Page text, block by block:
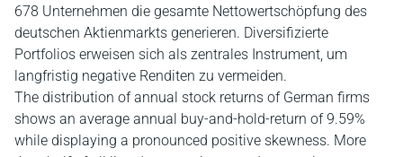
678 Unternehmen die gesamte Nettowertschöpfung des
deutschen Aktienmarkts generieren. Diversifizierte
Portfolios erweisen sich als zentrales Instrument, um
langfristig negative Renditen zu vermeiden.
The distribution of annual stock returns of German firms
shows an average annual buy-and-hold-return of 9.59%
while displaying a pronounced positive skewness. More